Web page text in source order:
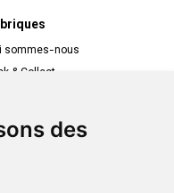
des
sommes-nous
& Collect
professionnel
d’ordonnance